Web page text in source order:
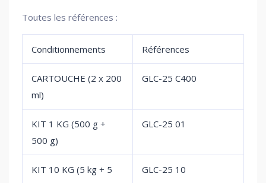
Toutes les références :
Conditionnements Références
CARTOUCHE (2 x 200
ml)
GLC-25 C400
KIT 1 KG (500 g +
500 g)
GLC-25 01
KIT 10 KG (5 kg + 5
GLC-25 10